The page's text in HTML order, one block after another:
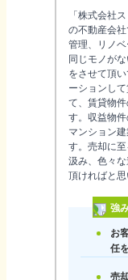
「株式会社
の不動産会社
管理、リノベ
同じモノが
をさせて頂
ーションし
て、賃貸物
す。収益物件
マンション
す。売却に
汲み、色々
頂ければと思
強
お
任
売